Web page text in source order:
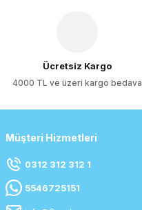
Ücretsiz Kargo
4000 TL ve üzeri kargo bedava
Müşteri Hizmetleri
0312 312 312 1
5546725151